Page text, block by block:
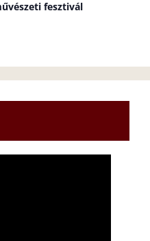
fesztivál